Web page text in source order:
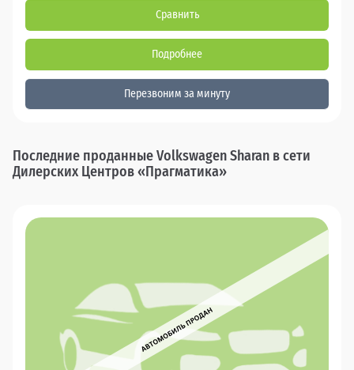
Сравнить
Подробнее
Перезвоним за минуту
Последние проданные Volkswagen Sharan в сети
Дилерских Центров «Прагматика»